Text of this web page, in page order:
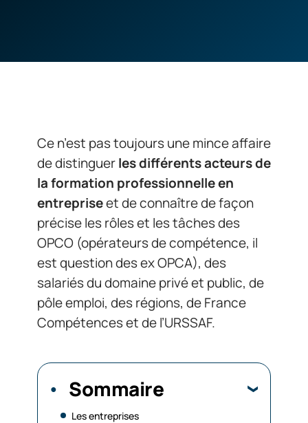
Ce n’est pas toujours une mince affaire
de distinguerles différents acteurs de
la formation professionnelle en
entrepriseet de connaître de façon
précise les rôles et les tâches des
OPCO (opérateurs de compétence, il
est question des ex OPCA), des
salariés du domaine privé et public, de
pôle emploi, des régions, de France
Compétences et de l’URSSAF.
Sommaire
Les entreprises